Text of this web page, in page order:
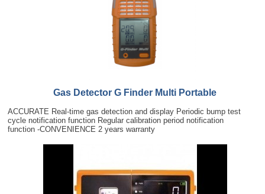
Gas Detector G Finder Multi Portable
ACCURATE Real-time gas detection and display Periodic bump test
cycle notification function Regular calibration period notification
function -CONVENIENCE 2 years warranty